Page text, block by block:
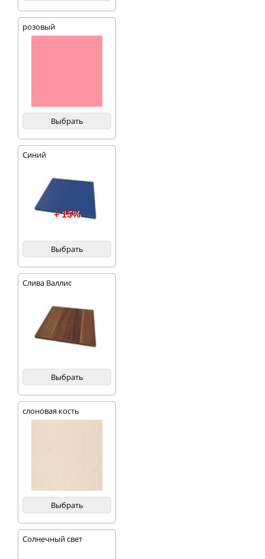
розовый
Выбрать
Синий
+ 15%
Выбрать
Слива Валлис
Выбрать
слоновая кость
Выбрать
Солнечный свет